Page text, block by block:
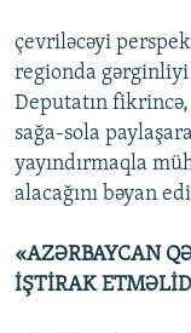
çevriləcəyi
regionda gərginliyi
Deputatın
sağa-sola
yayındırmaqla
alacağını bəyan
«AZƏRBAYCAN
İŞTİRAK